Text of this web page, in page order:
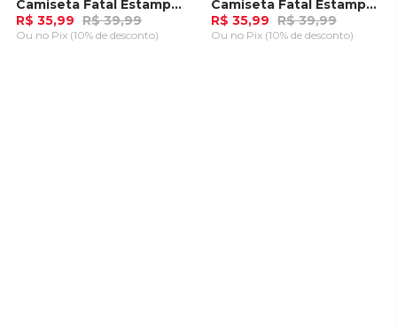
-10%
Camiseta Fatal Estampada Areia
R$ 35,99 R$ 39,99
Ou no Pix (10% de desconto)
-10%
Camiseta Fatal Estampada Marrom
R$ 35,99 R$ 39,99
Ou no Pix (10% de desconto)